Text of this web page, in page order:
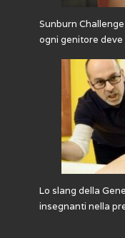
Sunburn
ogni genitore
Lo slang della
insegnanti nella